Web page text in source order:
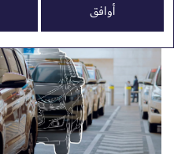
أوافق